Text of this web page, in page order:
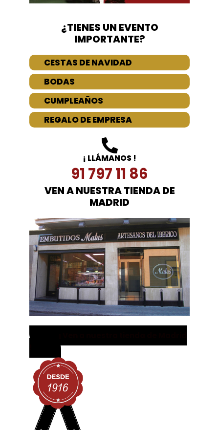
¿TIENES UN EVENTO
IMPORTANTE?
CESTAS DE NAVIDAD
BODAS
CUMPLEAÑOS
REGALO DE EMPRESA
¡ LLÁMANOS !
91 797 11 86
VEN A NUESTRA TIENDA DE
MADRID